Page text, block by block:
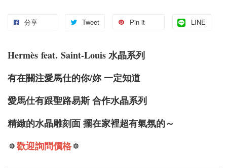
分享 Tweet Pin it LINE
Hermès feat. Saint-Louis 水晶系列
有在關注愛馬仕的你/妳 一定知道
愛馬仕有跟聖路易斯 合作水晶系列
精緻的水晶雕刻面 擺在家裡超有氣氛的～
🔅歡迎詢問價格🔅